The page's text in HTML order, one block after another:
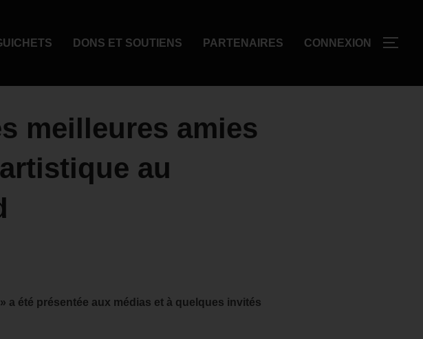
DONS ET SOUTIENS PARTENAIRES CONNEXION
meilleures amies
au
a été présentée aux médias et à quelques invités